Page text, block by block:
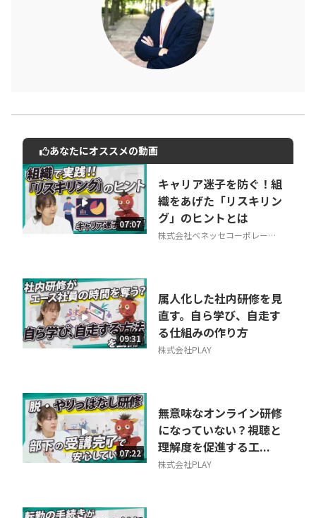
動画でご紹介しているサービスについて
お気軽にご相談・ご質問いただけます！
30秒でお申し込み可能
相談を希望する 無料
あなたにオススメの動画
07:07
キャリア迷子を防ぐ！組
織をあげた「リスキリン
グ」のヒントとは
株式会社ベネッセコーポレーシ
09:31
属人化した社内研修を見
直す。自ら学び、自走す
る仕組みの作り方
株式会社PLAY
07:22
無意味なオンライン研修
になっていない？視聴と
理解度を促進する工...
株式会社PLAY